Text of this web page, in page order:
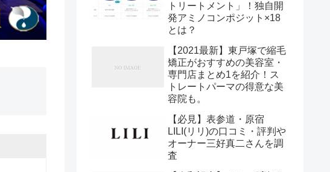
トリートメント」！独自開
発アミノコンポジット×18
とは？
【2021最新】東戸塚で縮毛
矯正がおすすめの美容室・
専門店まとめ1を紹介！ス
トレートパーマの得意な美
容院も。
【必見】表参道・原宿
LILI(リリ)の口コミ・評判や
オーナー三好真二さんを調
査